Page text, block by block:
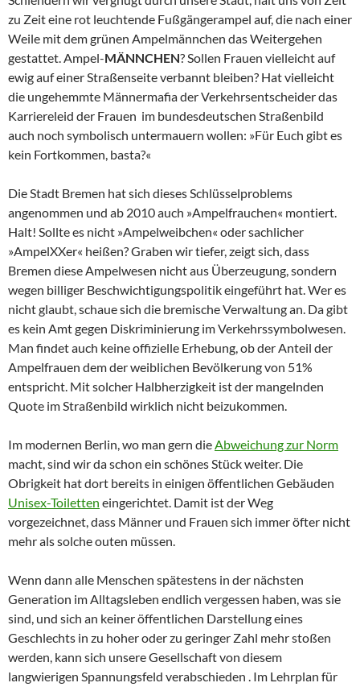
zu Zeit eine rot leuchtende Fußgängerampel auf, die nach einer
Weile mit dem grünen Ampelmännchen das Weitergehen
gestattet. Ampel-MÄNNCHEN? Sollen Frauen vielleicht auf
ewig auf einer Straßenseite verbannt bleiben? Hat vielleicht
die ungehemmte Männermafia der Verkehrsentscheider das
Karriereleid der Frauen im bundesdeutschen Straßenbild
auch noch symbolisch untermauern wollen: »Für Euch gibt es
kein Fortkommen, basta?«
Die Stadt Bremen hat sich dieses Schlüsselproblems
angenommen und ab 2010 auch »Ampelfrauchen« montiert.
Halt! Sollte es nicht »Ampelweibchen« oder sachlicher
»AmpelXXer« heißen? Graben wir tiefer, zeigt sich, dass
Bremen diese Ampelwesen nicht aus Überzeugung, sondern
wegen billiger Beschwichtigungspolitik eingeführt hat. Wer es
nicht glaubt, schaue sich die bremische Verwaltung an. Da gibt
es kein Amt gegen Diskriminierung im Verkehrssymbolwesen.
Man findet auch keine offizielle Erhebung, ob der Anteil der
Ampelfrauen dem der weiblichen Bevölkerung von 51%
entspricht. Mit solcher Halbherzigkeit ist der mangelnden
Quote im Straßenbild wirklich nicht beizukommen.
Im modernen Berlin, wo man gern dieAbweichung zur Norm
macht, sind wir da schon ein schönes Stück weiter. Die
Obrigkeit hat dort bereits in einigen öffentlichen Gebäuden
Unisex-Toiletten eingerichtet. Damit ist der Weg
vorgezeichnet, dass Männer und Frauen sich immer öfter nicht
mehr als solche outen müssen.
Wenn dann alle Menschen spätestens in der nächsten
Generation im Alltagsleben endlich vergessen haben, was sie
sind, und sich an keiner öffentlichen Darstellung eines
Geschlechts in zu hoher oder zu geringer Zahl mehr stoßen
werden, kann sich unsere Gesellschaft von diesem
langwierigen Spannungsfeld verabschieden . Im Lehrplan für